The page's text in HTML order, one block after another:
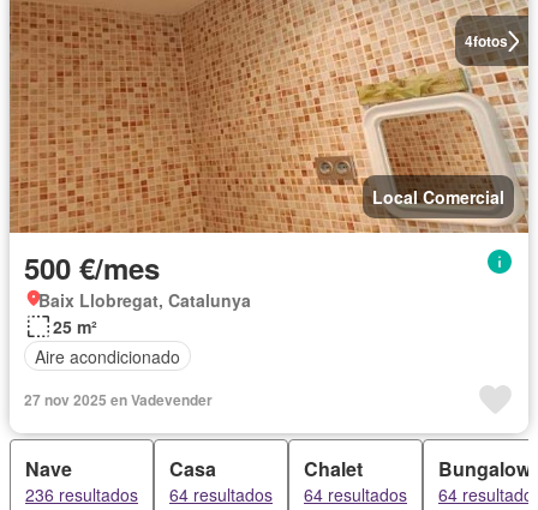
4fotos
Local Comercial
500 €/mes
Baix Llobregat, Catalunya
25 m²
Aire acondicionado
27 nov 2025 en Vadevender
Nave
236 resultados
Casa
64 resultados
Chalet
64 resultados
Bungalow
64